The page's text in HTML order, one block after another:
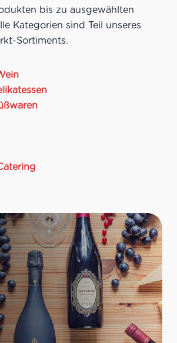
Salaten,
Bis
bis zu ausgewählten
Kategorien sind Teil unseres
Sortiments.